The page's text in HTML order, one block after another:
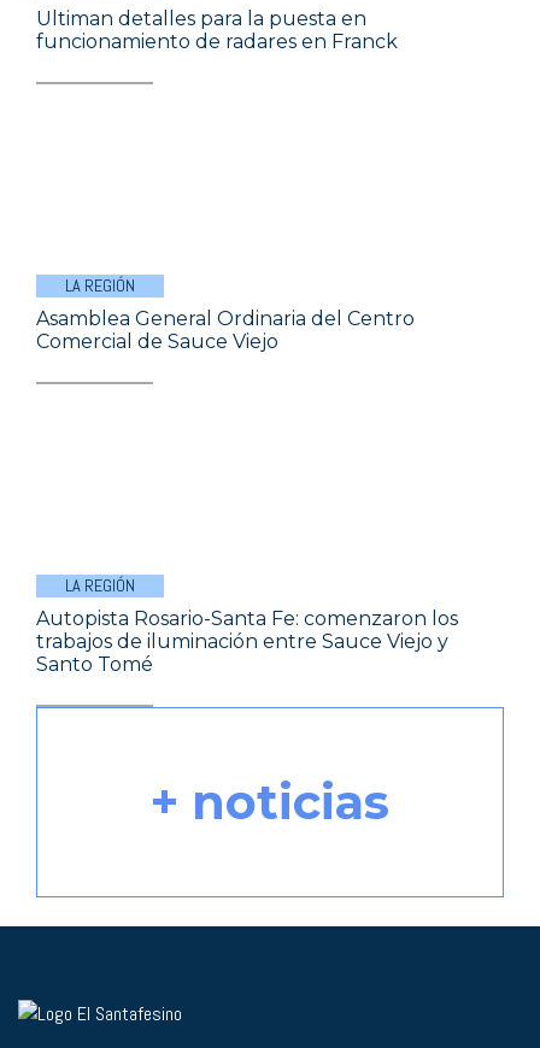
Ultiman detalles para la puesta en
funcionamiento de radares en Franck
LA REGIÓN
Asamblea General Ordinaria del Centro
Comercial de Sauce Viejo
LA REGIÓN
Autopista Rosario-Santa Fe: comenzaron los
trabajos de iluminación entre Sauce Viejo y
Santo Tomé
+ noticias